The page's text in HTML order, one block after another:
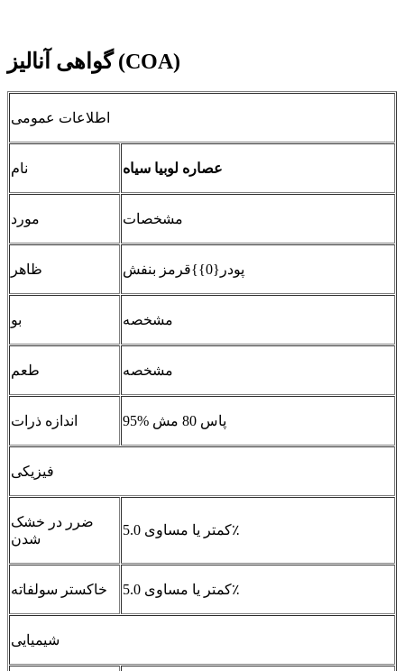
گواهی آنالیز (COA)
اطلاعات عمومی
نام عصاره لوبیا سیاه
مورد مشخصات
ظاهر پودر{0}}قرمز بنفش
بو مشخصه
طعم مشخصه
اندازه ذرات 95% پاس 80 مش
فیزیکی
ضرر در خشک
شدن
کمتر یا مساوی 5.0٪
خاکستر سولفاته کمتر یا مساوی 5.0٪
شیمیایی